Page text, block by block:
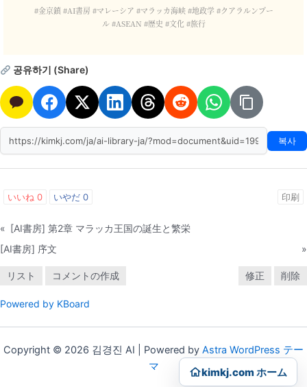
#金京鎮 #AI書房 #マレーシア #マラッカ海峡 #地政学 #クアラルンプー
ル #ASEAN #歴史 #文化 #旅行
공유하기 (Share)
복사
いいね 0 いやだ 0 印刷
« [AI書房] 第2章 マラッカ王国の誕生と繁栄
[AI書房] 序文
»
リスト コメントの作成 修正 削除
Powered by KBoard
kimkj.com ホーム
Copyright © 2026 김경진 AI | Powered by Astra WordPress テー
マ